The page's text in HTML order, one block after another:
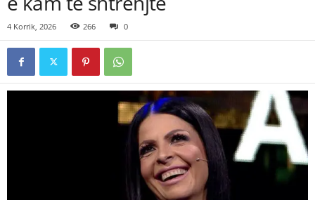
4 Korrik, 2026 266 0